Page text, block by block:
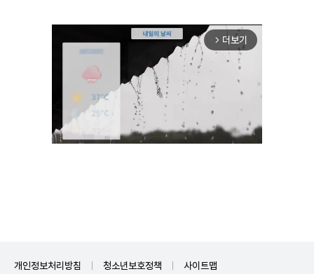
arrow_forward_ios 더보기
개인정보처리방침 청소년보호정책 사이트맵